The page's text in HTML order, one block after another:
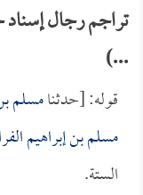
تراجم رجال
...)
قوله: [حدثنامسلم
مسلم بن إبراهيم
الستة.